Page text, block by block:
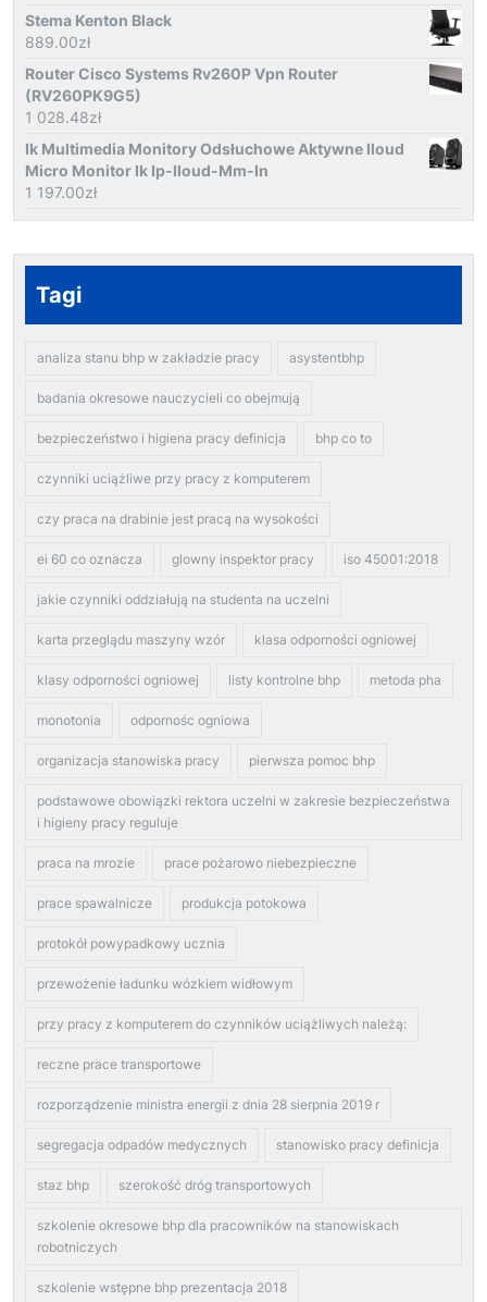
Stema Kenton Black
889.00zł
Router Cisco Systems Rv260P Vpn Router
(RV260PK9G5)
1 028.48zł
Ik Multimedia Monitory Odsłuchowe Aktywne Iloud
Micro Monitor Ik Ip-Iloud-Mm-In
1 197.00zł
Tagi
analiza stanu bhp w zakładzie pracy asystentbhp
badania okresowe nauczycieli co obejmują
bezpieczeństwo i higiena pracy definicja bhp co to
czynniki uciążliwe przy pracy z komputerem
czy praca na drabinie jest pracą na wysokości
ei 60 co oznacza glowny inspektor pracy iso 45001:2018
jakie czynniki oddziałują na studenta na uczelni
karta przeglądu maszyny wzór klasa odporności ogniowej
klasy odporności ogniowej listy kontrolne bhp metoda pha
monotonia odpornośc ogniowa
organizacja stanowiska pracy pierwsza pomoc bhp
podstawowe obowiązki rektora uczelni w zakresie bezpieczeństwa
i higieny pracy reguluje
praca na mrozie prace pożarowo niebezpieczne
prace spawalnicze produkcja potokowa
protokół powypadkowy ucznia
przewożenie ładunku wózkiem widłowym
przy pracy z komputerem do czynników uciążliwych należą:
reczne prace transportowe
rozporządzenie ministra energii z dnia 28 sierpnia 2019 r
segregacja odpadów medycznych stanowisko pracy definicja
staz bhp szerokość dróg transportowych
szkolenie okresowe bhp dla pracowników na stanowiskach
robotniczych
szkolenie wstępne bhp prezentacja 2018